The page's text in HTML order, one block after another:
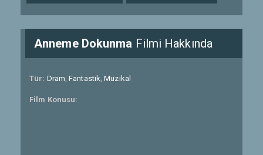
Anneme Dokunma Filmi Hakkında
Tür: Dram,Fantastik,Müzikal
Film Konusu: